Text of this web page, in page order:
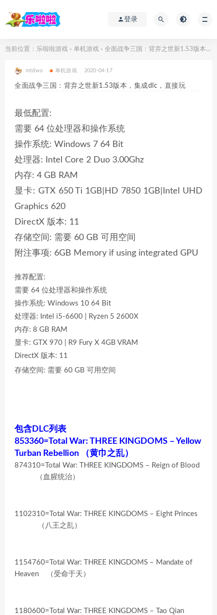
登录
当前位置： 乐啦啦游戏 > 单机游戏 > 全面战争三国：背弃之世新1.53版本，集成dlc，直接玩
mtdwo 单机游戏 2020-04-17
全面战争三国：背弃之世新1.53版本，集成dlc，直接玩
最低配置:
需要 64 位处理器和操作系统
操作系统: Windows 7 64 Bit
处理器: Intel Core 2 Duo 3.00Ghz
内存: 4 GB RAM
显卡: GTX 650 Ti 1GB|HD 7850 1GB|Intel UHD
Graphics 620
DirectX 版本: 11
存储空间: 需要 60 GB 可用空间
附注事项: 6GB Memory if using integrated GPU
推荐配置:
需要 64 位处理器和操作系统
操作系统: Windows 10 64 Bit
处理器: Intel i5-6600 | Ryzen 5 2600X
内存: 8 GB RAM
显卡: GTX 970 | R9 Fury X 4GB VRAM
DirectX 版本: 11
存储空间: 需要 60 GB 可用空间
包含DLC列表
853360=Total War: THREE KINGDOMS – Yellow
Turban Rebellion （黄巾之乱）
874310=Total War: THREE KINGDOMS – Reign of Blood
（血腥统治）
1102310=Total War: THREE KINGDOMS – Eight Princes
（八王之乱）
1154760=Total War: THREE KINGDOMS – Mandate of
Heaven （受命于天）
1180600=Total War: THREE KINGDOMS – Tao Qian